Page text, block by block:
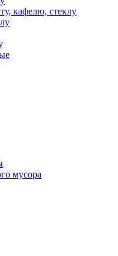
кафелю, стеклу
мусора